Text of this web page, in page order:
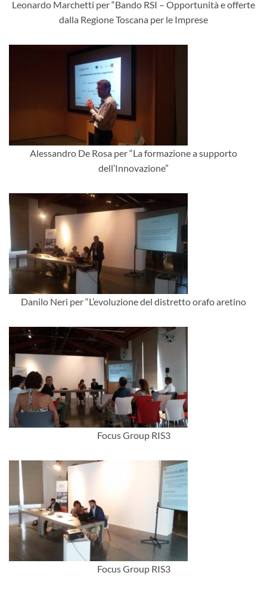
Leonardo Marchetti per “Bando RSI – Opportunità e offerte
dalla Regione Toscana per le Imprese
Alessandro De Rosa per “La formazione a supporto
dell’Innovazione”
Danilo Neri per “L’evoluzione del distretto orafo aretino
Focus Group RIS3
Focus Group RIS3